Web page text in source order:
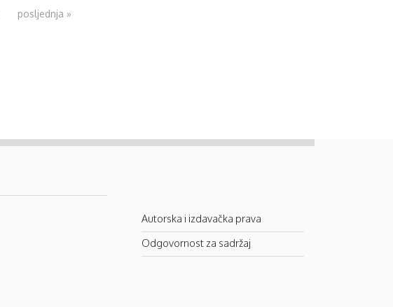
posljednja »
Autorska i izdavačka prava
Odgovornost za sadržaj